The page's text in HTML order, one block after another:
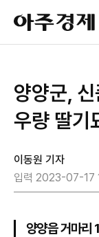
아
주
경
양양군,
우량 딸기
이동원 기자
입력 2023-07-17
양양읍 거마